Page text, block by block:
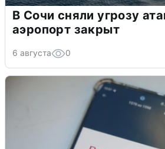
В Сочи сняли угрозу
аэропорт закрыт
6 августа 0